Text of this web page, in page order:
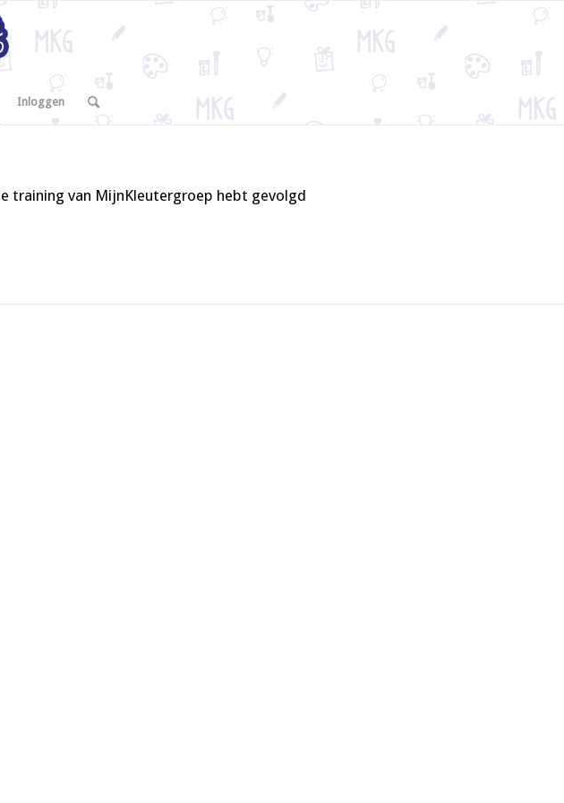
Inloggen
training van MijnKleutergroep hebt gevolgd